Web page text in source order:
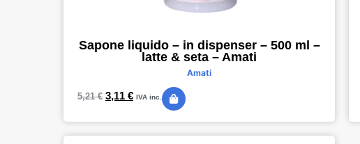
Sapone liquido – in dispenser – 500 ml –
latte & seta – Amati
Amati
5,21€ 3,11 € IVA inc.